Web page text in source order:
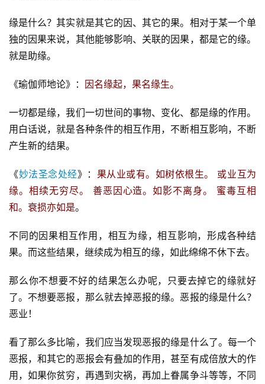
缘是什么？其实就是其它的因、其它的果。相对于某一个单
独的因果来说，其他能够影响、关联的因果，都是它的缘。
就是助缘。
《瑜伽师地论》： 因名缘起，果名缘生。
一切都是缘，我们一切世间的事物、变化、都是缘的作用。
用白话说，就是各种条件的相互作用，不断相互影响，不断
产生新的结果。
《妙法圣念处经》： 果从业或有。如树依根生。 或业互为
缘。相续无穷尽。 善恶因心造。如影不离身。 蜜毒互相
和。衰损亦如是。
不同的因果相互作用，相互为缘，相互影响，形成各种结
果。而这些结果，继续成为相互的缘，如此绵绵不休下去。
那么你不想要不好的结果怎么办呢，只要去掉它的缘就好
了。不想要恶报，那么就去掉恶报的缘。恶报的缘是什么？
恶业！
看了那么多比喻，我们应当发现恶报的缘是什么了。每一个
恶报，和其它的恶报会有叠加的作用，甚至有成倍放大的作
用，如果你贫穷，再遇到灾祸，再加上眷属争斗等等，不同